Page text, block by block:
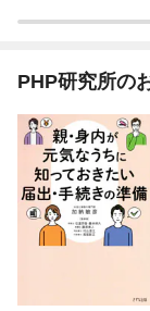
PHP研究所の